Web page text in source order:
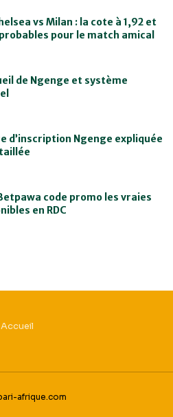
vs Milan : la cote à 1,92 et
pour le match amical
de Ngenge et système
d’inscription Ngenge expliquée
code promo les vraies
en RDC
Accueil
afrique.com